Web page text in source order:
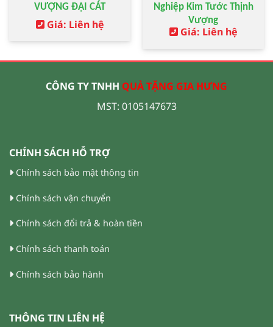
VƯỢNG ĐẠI CÁT
Giá: Liên hệ
Nghiệp Kim Tước Thịnh
Vượng
Giá: Liên hệ
CÔNG TY TNHH QUÀ TẶNG GIA HƯNG
MST: 0105147673
CHÍNH SÁCH HỖ TRỢ
Chính sách bảo mật thông tin
Chính sách vận chuyển
Chính sách đổi trả & hoàn tiền
Chính sách thanh toán
Chính sách bảo hành
THÔNG TIN LIÊN HỆ